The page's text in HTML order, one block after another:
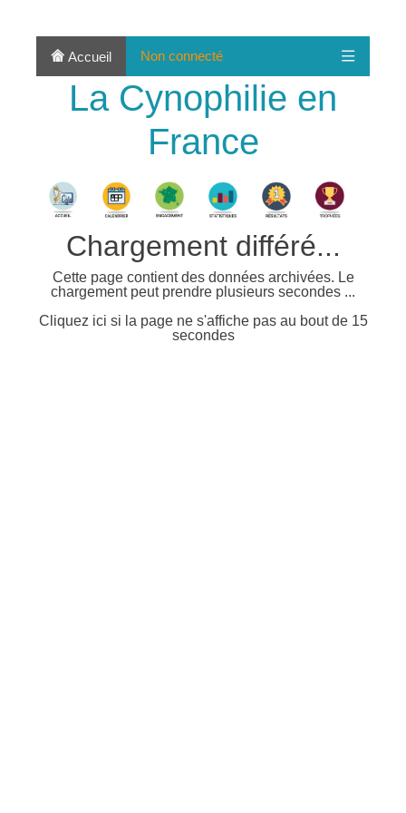
Accueil Non connecté
La Cynophilie en
France
Chargement différé...
Cette page contient des données archivées. Le
chargement peut prendre plusieurs secondes ...
Cliquez ici si la page ne s'affiche pas au bout de 15
secondes